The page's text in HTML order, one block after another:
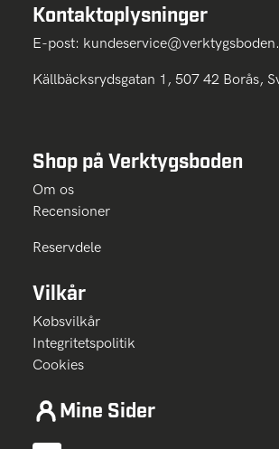
Kontaktoplysninger
E-post:
Källbäcksrydsgatan 1, 507 42 Borås,
Shop på Verktygsboden
Om os
Recensioner
Reservdele
Vilkår
Købsvilkår
Integritetspolitik
Cookies
Mine Sider